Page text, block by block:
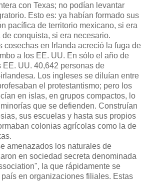
con Texas; no podían levantar
Esto es: ya habían formado sus
pacífica de territorio mexicano, si era
conquista, si era necesario.
cosechas en Irlanda acreció la fuga de
a los EE. UU. En sólo el año de
EE. UU. 40,642 personas de
Los ingleses se diluían entre
el protestantismo; pero los
en islas, en grupos compactos, lo
que se defienden. Construían
sus escuelas y hasta sus propios
colonias agrícolas como la de
amenazados los naturales de
en sociedad secreta denominada
la que rápidamente se
en organizaciones filiales. Estas